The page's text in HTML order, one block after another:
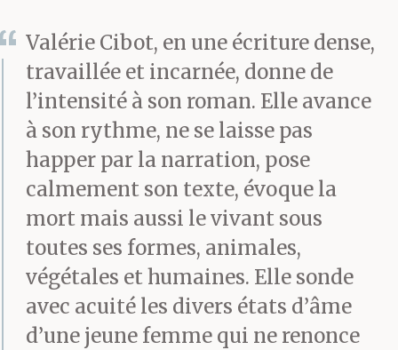
jardin, il est déjà trop
tard. Je le comprends au
seuil de la maison, à
mes jambes qui
refusent d’avancer. Je
pose mes valises, le
temps s’enfonce dans de
la gélatine.
Valérie Cibot, en une écriture dense,
travaillée et incarnée, donne de
l’intensité à son roman. Elle avance
à son rythme, ne se laisse pas
happer par la narration, pose
calmement son texte, évoque la
mort mais aussi le vivant sous
toutes ses formes, animales,
végétales et humaines. Elle sonde
avec acuité les divers états d’âme
d’une jeune femme qui ne renonce